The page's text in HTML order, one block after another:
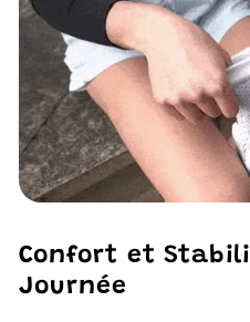
Confort et
Journée